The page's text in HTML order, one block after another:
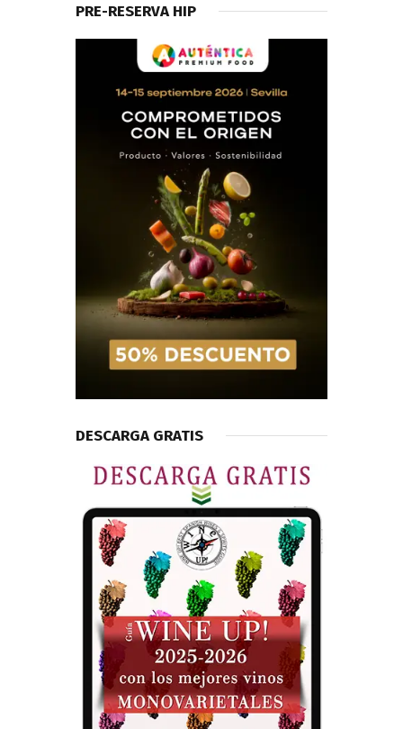
PRE-RESERVA HIP
DESCARGA GRATIS